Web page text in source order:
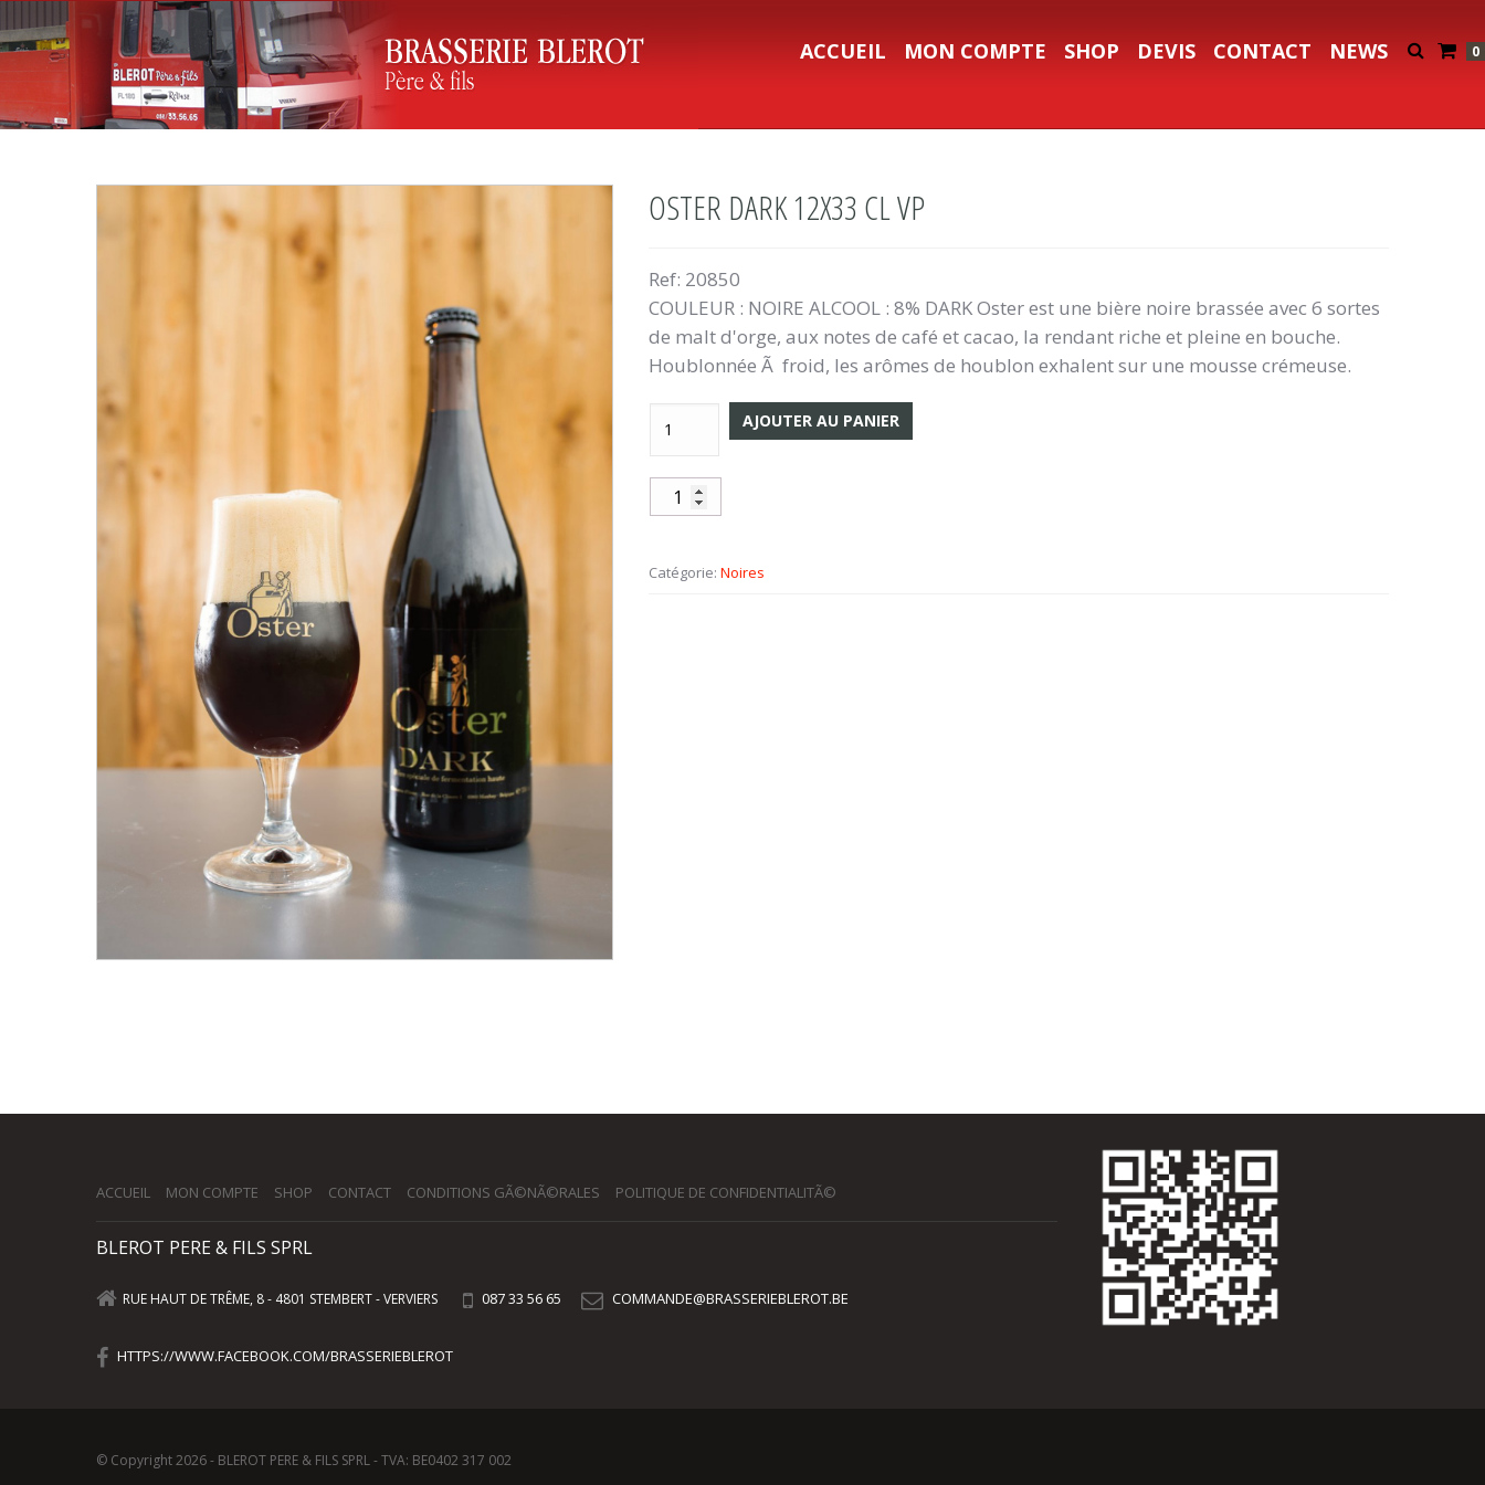
0
ACCUEIL MON COMPTE SHOP DEVIS CONTACT NEWS
OSTER DARK 12X33 CL VP
Ref: 20850
COULEUR : NOIRE ALCOOL : 8% DARK Oster est une bière noire brassée avec 6 sortes
de malt d'orge, aux notes de café et cacao, la rendant riche et pleine en bouche.
Houblonnée Ã froid, les arômes de houblon exhalent sur une mousse crémeuse.
AJOUTER AU PANIER
Catégorie: Noires
ACCUEIL MON COMPTE SHOP CONTACT CONDITIONS GÃ©NÃ©RALES POLITIQUE DE CONFIDENTIALITÃ©
BLEROT PERE & FILS SPRL
RUE HAUT DE TRÊME, 8 - 4801 STEMBERT - VERVIERS 087 33 56 65 COMMANDE@BRASSERIEBLEROT.BE
HTTPS://WWW.FACEBOOK.COM/BRASSERIEBLEROT
© Copyright 2026 - BLEROT PERE & FILS SPRL - TVA: BE0402 317 002